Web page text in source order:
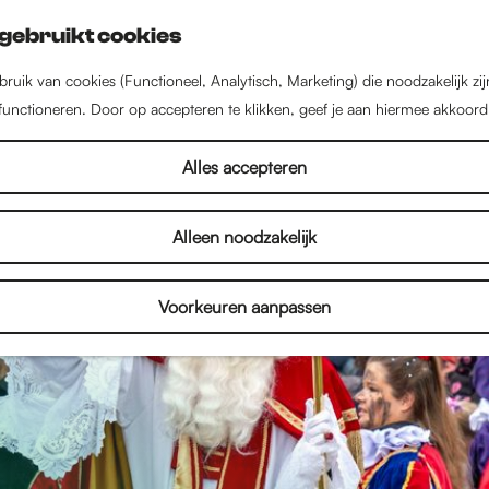
cookies
van cookies (Functioneel, Analytisch, Marketing) die noodzakelijk
Door op accepteren te klikken, geef je aan hiermee
Alles accepteren
Alleen noodzakelijk
Voorkeuren aanpassen